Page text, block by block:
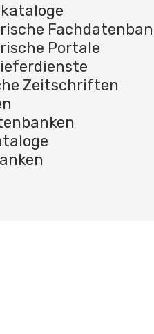
Portale
Zeitschriften